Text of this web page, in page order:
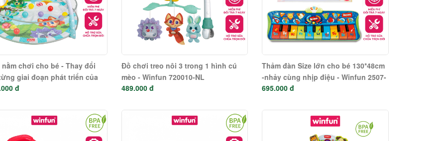
nằm chơi cho bé - Thay đổi
giai đoạn phát triển của
710000-NL
đ
Đồ chơi treo nôi 3 trong 1 hình cú
mèo - Winfun 720010-NL
489.000 đ
Thảm đàn Size lớn cho bé 130*48cm
-nhảy cùng nhịp điệu - Winfun 2507-
NL
695.000 đ